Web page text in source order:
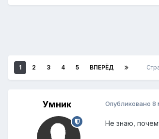
1 2 3 4 5 ВПЕРЁД
Умник Опубликовано 8
Не знаю,